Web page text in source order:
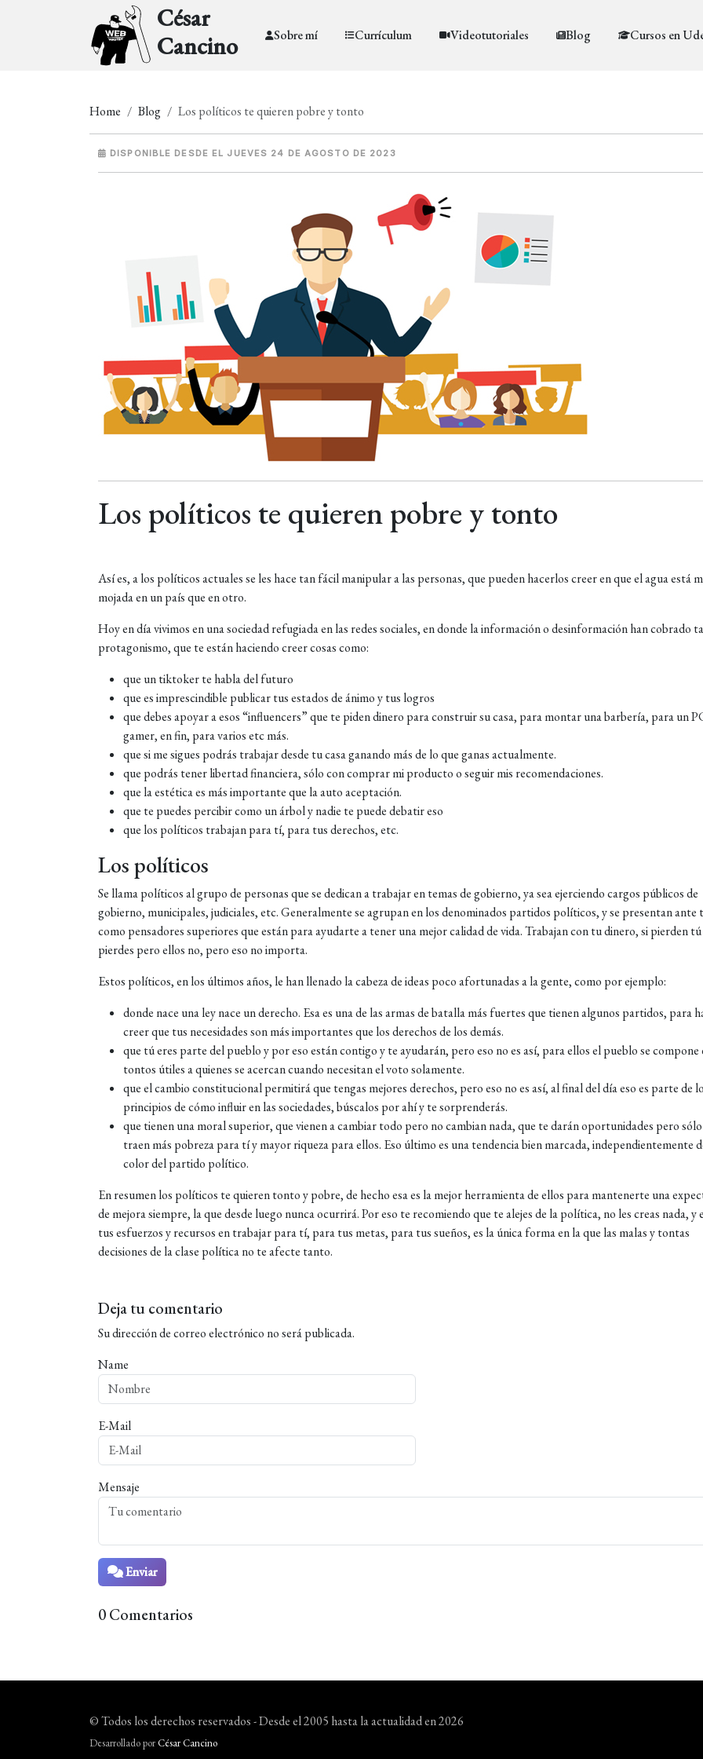
César
Cancino
Sobre mí Currículum Videotutoriales Blog Cursos en
Home Blog Los políticos te quieren pobre y tonto
DISPONIBLE DESDE EL JUEVES 24 DE AGOSTO DE 2023
Los políticos te quieren pobre y tonto
Así es, a los políticos actuales se les hace tan fácil manipular a las personas, que pueden hacerlos creer en que el agua está
mojada en un país que en otro.
Hoy en día vivimos en una sociedad refugiada en las redes sociales, en donde la información o desinformación han cobrado
protagonismo, que te están haciendo creer cosas como:
que un tiktoker te habla del futuro
que es imprescindible publicar tus estados de ánimo y tus logros
que debes apoyar a esos “influencers” que te piden dinero para construir su casa, para montar una barbería, para un
gamer, en fin, para varios etc más.
que si me sigues podrás trabajar desde tu casa ganando más de lo que ganas actualmente.
que podrás tener libertad financiera, sólo con comprar mi producto o seguir mis recomendaciones.
que la estética es más importante que la auto aceptación.
que te puedes percibir como un árbol y nadie te puede debatir eso
que los políticos trabajan para tí, para tus derechos, etc.
Los políticos
Se llama políticos al grupo de personas que se dedican a trabajar en temas de gobierno, ya sea ejerciendo cargos públicos de
gobierno, municipales, judiciales, etc. Generalmente se agrupan en los denominados partidos políticos, y se presentan ante
como pensadores superiores que están para ayudarte a tener una mejor calidad de vida. Trabajan con tu dinero, si pierden tú
pierdes pero ellos no, pero eso no importa.
Estos políticos, en los últimos años, le han llenado la cabeza de ideas poco afortunadas a la gente, como por ejemplo:
donde nace una ley nace un derecho. Esa es una de las armas de batalla más fuertes que tienen algunos partidos, para
creer que tus necesidades son más importantes que los derechos de los demás.
que tú eres parte del pueblo y por eso están contigo y te ayudarán, pero eso no es así, para ellos el pueblo se compone
tontos útiles a quienes se acercan cuando necesitan el voto solamente.
que el cambio constitucional permitirá que tengas mejores derechos, pero eso no es así, al final del día eso es parte de
principios de cómo influir en las sociedades, búscalos por ahí y te sorprenderás.
que tienen una moral superior, que vienen a cambiar todo pero no cambian nada, que te darán oportunidades pero
traen más pobreza para tí y mayor riqueza para ellos. Eso último es una tendencia bien marcada, independientemente
color del partido político.
En resumen los políticos te quieren tonto y pobre, de hecho esa es la mejor herramienta de ellos para mantenerte una
de mejora siempre, la que desde luego nunca ocurrirá. Por eso te recomiendo que te alejes de la política, no les creas nada, y
tus esfuerzos y recursos en trabajar para tí, para tus metas, para tus sueños, es la única forma en la que las malas y tontas
decisiones de la clase política no te afecte tanto.
Deja tu comentario
Su dirección de correo electrónico no será publicada.
Name
E-Mail
Mensaje
Enviar
0 Comentarios
© Todos los derechos reservados - Desde el 2005 hasta la actualidad en 2026
Desarrollado porCésar Cancino